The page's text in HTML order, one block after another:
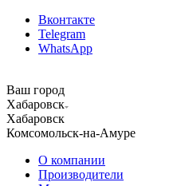
Вконтакте
Telegram
WhatsApp
Ваш город
Хабаровск
Хабаровск
Комсомольск-на-Амуре
О компании
Производители